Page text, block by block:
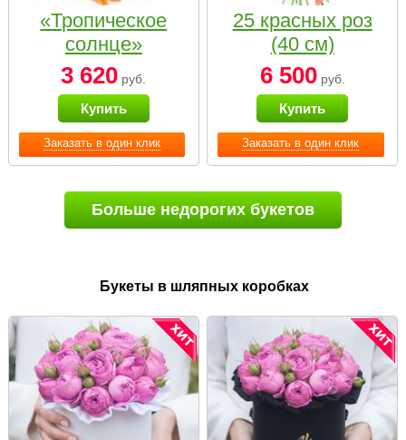
Заказать в один клик
«Тропическое
солнце»
3 620 руб.
Купить
Заказать в один клик
25 красных роз
(40 см)
6 500руб.
Купить
Больше недорогих букетов
Букеты в шляпных коробках